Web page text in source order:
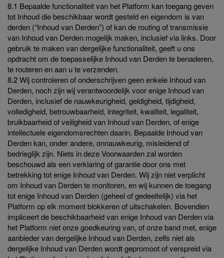
8.1 Bepaalde functionaliteit van het Platform kan toegang geven
tot Inhoud die beschikbaar wordt gesteld en eigendom is van
derden (“Inhoud van Derden”) of kan de routing of transmissie
van Inhoud van Derden mogelijk maken, inclusief via links. Door
gebruik te maken van dergelijke functionaliteit, geeft u ons
opdracht om de toepasselijke Inhoud van Derden te benaderen,
te routeren en aan u te verzenden.
8.2 Wij controleren of onderschrijven geen enkele Inhoud van
Derden, noch zijn wij verantwoordelijk voor enige Inhoud van
Derden, inclusief de nauwkeurigheid, geldigheid, tijdigheid,
volledigheid, betrouwbaarheid, integriteit, kwaliteit, legaliteit,
bruikbaarheid of veiligheid van Inhoud van Derden, of enige
intellectuele eigendomsrechten daarin. Bepaalde Inhoud van
Derden kan, onder andere, onnauwkeurig, misleidend of
bedrieglijk zijn. Niets in deze Voorwaarden zal worden
beschouwd als een verklaring of garantie door ons met
betrekking tot enige Inhoud van Derden. Wij zijn niet verplicht
om Inhoud van Derden te monitoren, en wij kunnen de toegang
tot enige Inhoud van Derden (geheel of gedeeltelijk) via het
Platform op elk moment blokkeren of uitschakelen. Bovendien
impliceert de beschikbaarheid van enige Inhoud van Derden via
het Platform niet onze goedkeuring van, of onze band met, enige
aanbieder van dergelijke Inhoud van Derden, zelfs niet als
dergelijke Inhoud van Derden wordt gepromoot of verspreid via